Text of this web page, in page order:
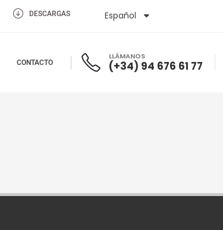
DESCARGAS Español
English
CONTACTO
LLÁMANOS
(+34) 94 676 61 77